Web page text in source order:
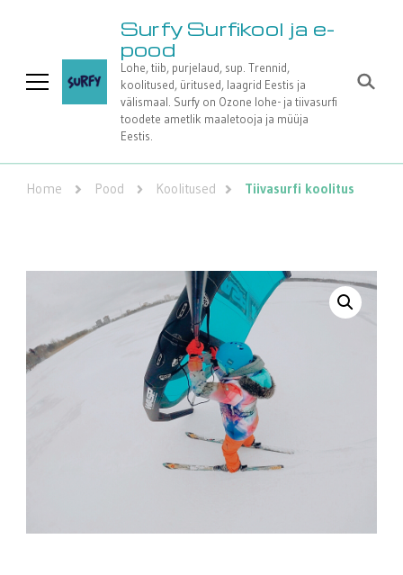
Surfy Surfikool ja e-
pood
Lohe, tiib, purjelaud, sup. Trennid,
koolitused, üritused, laagrid Eestis ja
välismaal. Surfy on Ozone lohe- ja tiivasurfi
toodete ametlik maaletooja ja müüja
Eestis.
Home Pood Koolitused Tiivasurfi koolitus